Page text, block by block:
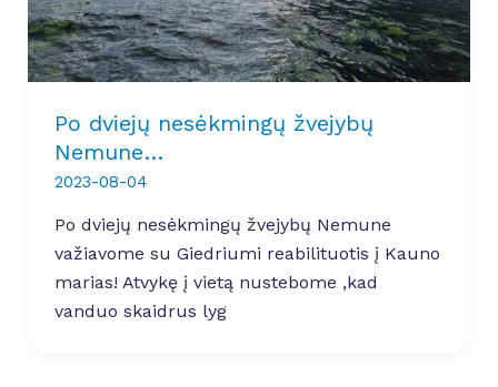
Po dviejų nesėkmingų žvejybų
Nemune…
2023-08-04
Po dviejų nesėkmingų žvejybų Nemune
važiavome su Giedriumi reabilituotis į Kauno
marias! Atvykę į vietą nustebome ,kad
vanduo skaidrus lyg